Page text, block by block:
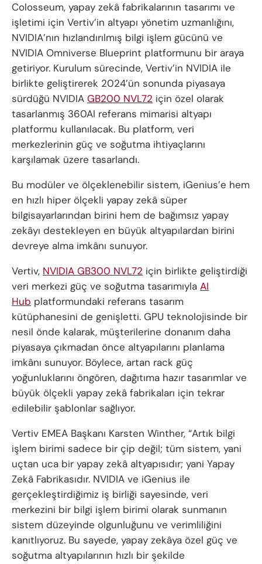
Colosseum, yapay zekâ fabrikalarının tasarımı ve
işletimi için Vertiv’in altyapı yönetim uzmanlığını,
NVIDIA’nın hızlandırılmış bilgi işlem gücünü ve
NVIDIA Omniverse Blueprint platformunu bir araya
getiriyor. Kurulum sürecinde, Vertiv’in NVIDIA ile
birlikte geliştirerek 2024’ün sonunda piyasaya
sürdüğü NVIDIA GB200 NVL72 için özel olarak
tasarlanmış 360AI referans mimarisi altyapı
platformu kullanılacak. Bu platform, veri
merkezlerinin güç ve soğutma ihtiyaçlarını
karşılamak üzere tasarlandı.
Bu modüler ve ölçeklenebilir sistem, iGenius’e hem
en hızlı hiper ölçekli yapay zekâ süper
bilgisayarlarından birini hem de bağımsız yapay
zekâyı destekleyen en büyük altyapılardan birini
devreye alma imkânı sunuyor.
Vertiv, NVIDIA GB300 NVL72 için birlikte geliştirdiği
veri merkezi güç ve soğutma tasarımıyla AI
Hub platformundaki referans tasarım
kütüphanesini de genişletti. GPU teknolojisinde bir
nesil önde kalarak, müşterilerine donanım daha
piyasaya çıkmadan önce altyapılarını planlama
imkânı sunuyor. Böylece, artan rack güç
yoğunluklarını öngören, dağıtıma hazır tasarımlar ve
büyük ölçekli yapay zekâ fabrikaları için tekrar
edilebilir şablonlar sağlıyor.
Vertiv EMEA Başkanı Karsten Winther, “Artık bilgi
işlem birimi sadece bir çip değil; tüm sistem, yani
uçtan uca bir yapay zekâ altyapısıdır; yani Yapay
Zekâ Fabrikasıdır. NVIDIA ve iGenius ile
gerçekleştirdiğimiz iş birliği sayesinde, veri
merkezini bir bilgi işlem birimi olarak sunmanın
sistem düzeyinde olgunluğunu ve verimliliğini
kanıtlıyoruz. Bu sayede, yapay zekâya özel güç ve
soğutma altyapılarının hızlı bir şekilde